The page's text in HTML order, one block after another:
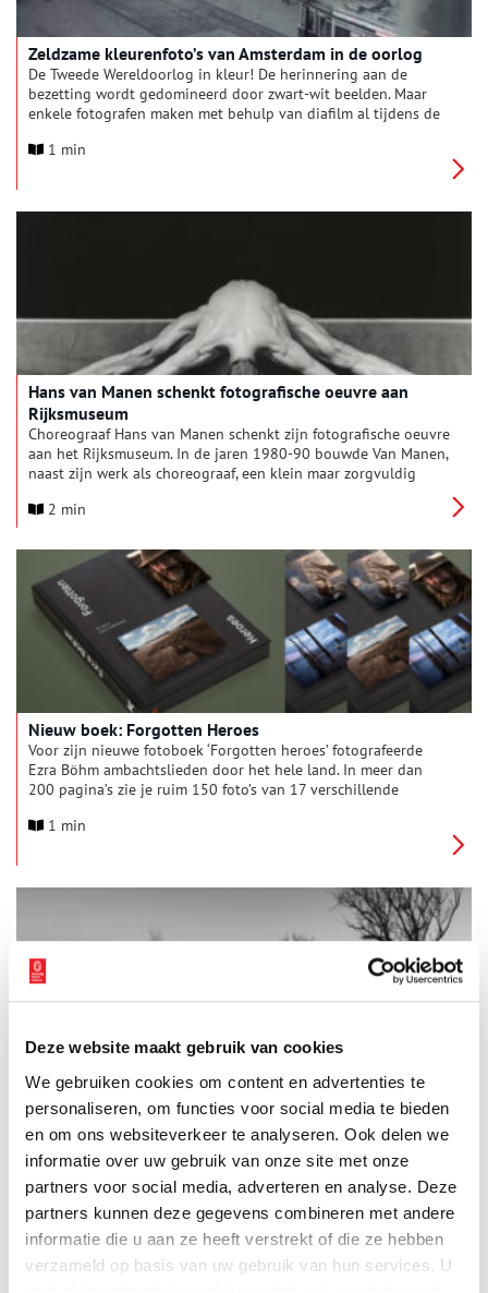
Deze website maakt gebruik van cookies
We gebruiken cookies om content en advertenties te
personaliseren, om functies voor social media te bieden
en om ons websiteverkeer te analyseren. Ook delen we
informatie over uw gebruik van onze site met onze
partners voor social media, adverteren en analyse. Deze
partners kunnen deze gegevens combineren met andere
informatie die u aan ze heeft verstrekt of die ze hebben
verzameld op basis van uw gebruik van hun services. U
Zeldzame kleurenfoto’s van Amsterdam in de oorlog
De Tweede Wereldoorlog in kleur! De herinnering aan de
bezetting wordt gedomineerd door zwart-wit beelden. Maar
enkele fotografen maken met behulp van diafilm al tijdens de
(1912-1978) is één van hen. Hij legt vast hoe de bezetting
verboden’ in het raam van een café. Ook fotografeert hij twee
1 min
Hans van Manen schenkt fotografische oeuvre aan
Rijksmuseum
Choreograaf Hans van Manen schenkt zijn fotografische oeuvre
aan het Rijksmuseum. In de jaren 1980-90 bouwde Van Manen,
naast zijn werk als choreograaf, een klein maar zorgvuldig
fotografeerde mannelijk naakt. Kenmerkend voor zijn
waarbij het vatten van schoonheid hoofdzaak was. Van Manen
schenkt 86 van zijn foto’s. In 2019 droeg hij met zijn partner
Henk van Dijk 21 foto’s van Robert Mapplethorpe over aan het
Rijksmuseum.
2 min
Nieuw boek: Forgotten Heroes
Voor zijn nieuwe fotoboek ‘Forgotten heroes’ fotografeerde
Ezra Böhm ambachtslieden door het hele land. In meer dan
200 pagina’s zie je ruim 150 foto’s van 17 verschillende
nooit eerder vertoond document dat de enorme diversiteit,
feestelijk gevierd bij galerie Warnars & Warnars Art Dealers in
1 min
Fotograaf Bob Wielaard uit Heemstede vindt het helemaal niet
erg als je zijn foto’s van bunkers in de Kennemerduinen
‘unheimlich’ noemt. Op zijn foto’s zien deze ‘fremdkörpers’ er
vaak donker en duister uit.